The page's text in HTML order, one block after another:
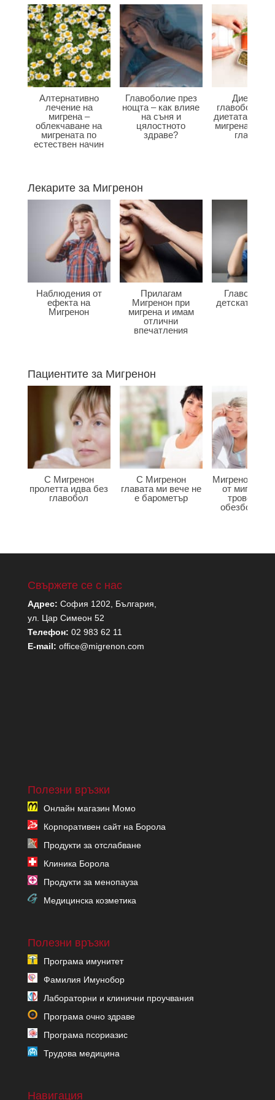
Алтернативно
лечение на
мигрена –
облекчаване на
мигрената по
естествен начин
Главоболие през
нощта – как влияе
на съня и
цялостното
здраве?
Диета при
главоболие –
диетата
мигрена и
главата?
Лекарите за Мигренон
Наблюдения от
ефекта на
Мигренон
Прилагам
Мигренон при
мигрена и имам
отлични
впечатления
детската
Пациентите за Мигренон
С Мигренон
пролетта идва без
главобол
С Мигренон
главата ми вече не
е барометър
Мигренон ме
от
тровенето
Свържете се с нас
Адрес: София 1202, България,
ул. Цар Симеон 52
Телефон: 02 983 62 11
E-mail: office@migrenon.com
Полезни връзки
Онлайн магазин Момо
Корпоративен сайт на Борола
Продукти за отслабване
Клиника Борола
Продукти за менопауза
Медицинска козметика
Полезни връзки
Програма имунитет
Фамилия Имунобор
Лабораторни и клинични проучвания
Програма очно здраве
Програма псориазис
Трудова медицина
Навигация